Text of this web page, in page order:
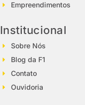
Empreendimentos
Institucional
Sobre Nós
Blog da F1
Contato
Ouvidoria